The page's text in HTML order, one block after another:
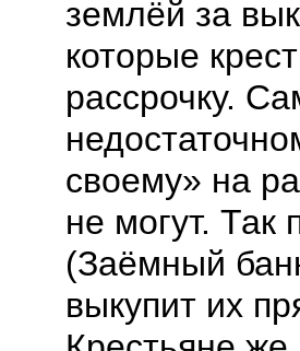
землёй за
которые
рассрочку.
своему» на
не могут. Так
(Заёмный
выкупит их